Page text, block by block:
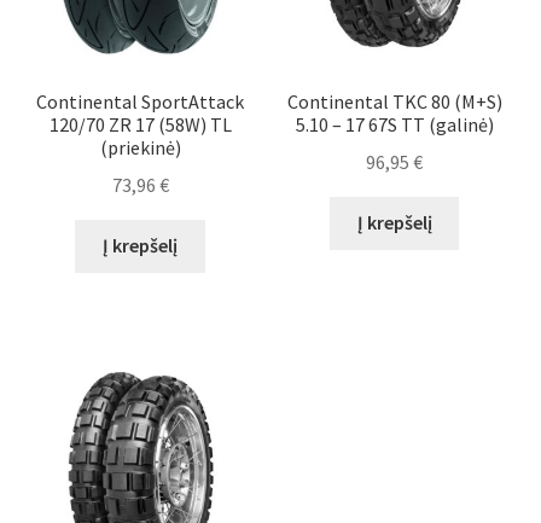
Continental SportAttack
120/70 ZR 17 (58W) TL
(priekinė)
73,96 €
Į krepšelį
Continental TKC 80 (M+S)
5.10 – 17 67S TT (galinė)
96,95€
Į krepšelį